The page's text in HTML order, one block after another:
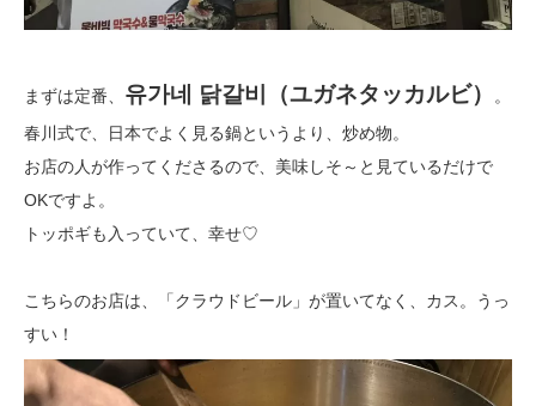
まずは定番、 유가네 닭갈비（ユガネタッカルビ）
。
春川式で、日本でよく見る鍋というより、炒め物。
お店の人が作ってくださるので、美味しそ～と見ているだけで
OKですよ。
トッポギも入っていて、幸せ♡
こちらのお店は、「クラウドビール」が置いてなく、カス。うっ
すい！